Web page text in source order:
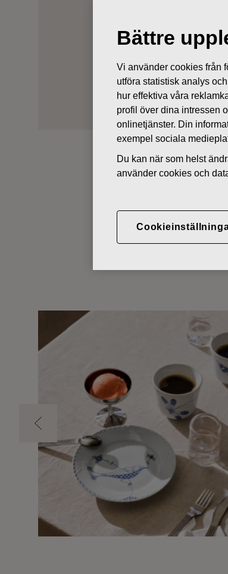
Bättre
Vi använder cookies från
utföra statistisk analys
hur effektiva våra
profil över dina intressen
onlinetjänster. Din
exempel sociala
Du kan när som helst
använder cookies och